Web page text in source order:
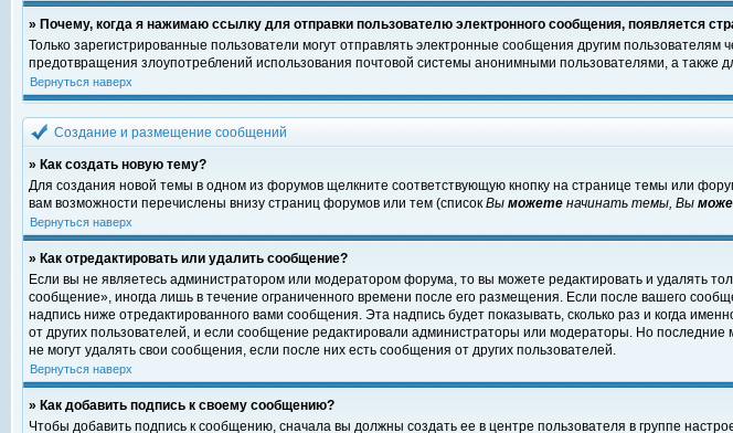
» Почему, когда я нажимаю ссылку для отправки пользователю электронного сообщения, появляется
Только зарегистрированные пользователи могут отправлять электронные сообщения другим
предотвращения злоупотреблений использования почтовой системы анонимными пользователями, а также
Вернуться наверх
Создание и размещение сообщений
» Как создать новую тему?
Для создания новой темы в одном из форумов щелкните соответствующую кнопку на странице темы или
вам возможности перечислены внизу страниц форумов или тем (список Вы можете начинать темы, Вы
Вернуться наверх
» Как отредактировать или удалить сообщение?
Если вы не являетесь администратором или модератором форума, то вы можете редактировать и удалять
сообщение», иногда лишь в течение ограниченного времени после его размещения. Если после вашего
надпись ниже отредактированного вами сообщения. Эта надпись будет показывать, сколько раз и когда
от других пользователей, и если сообщение редактировали администраторы или модераторы. Но
не могут удалять свои сообщения, если после них есть сообщения от других пользователей.
Вернуться наверх
» Как добавить подпись к своему сообщению?
Чтобы добавить подпись к сообщению, сначала вы должны создать ее в центре пользователя в группе